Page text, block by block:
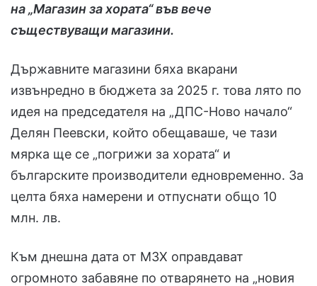
на „Магазин за хората“ във вече
съществуващи магазини.
Държавните магазини бяха вкарани
извънредно в бюджета за 2025 г. това лято по
идея на председателя на „ДПС-Ново начало“
Делян Пеевски, който обещаваше, че тази
мярка ще се „погрижи за хората“ и
българските производители едновременно. За
целта бяха намерени и отпуснати общо 10
млн. лв.
Към днешна дата от МЗХ оправдават
огромното забавяне по отварянето на „новия